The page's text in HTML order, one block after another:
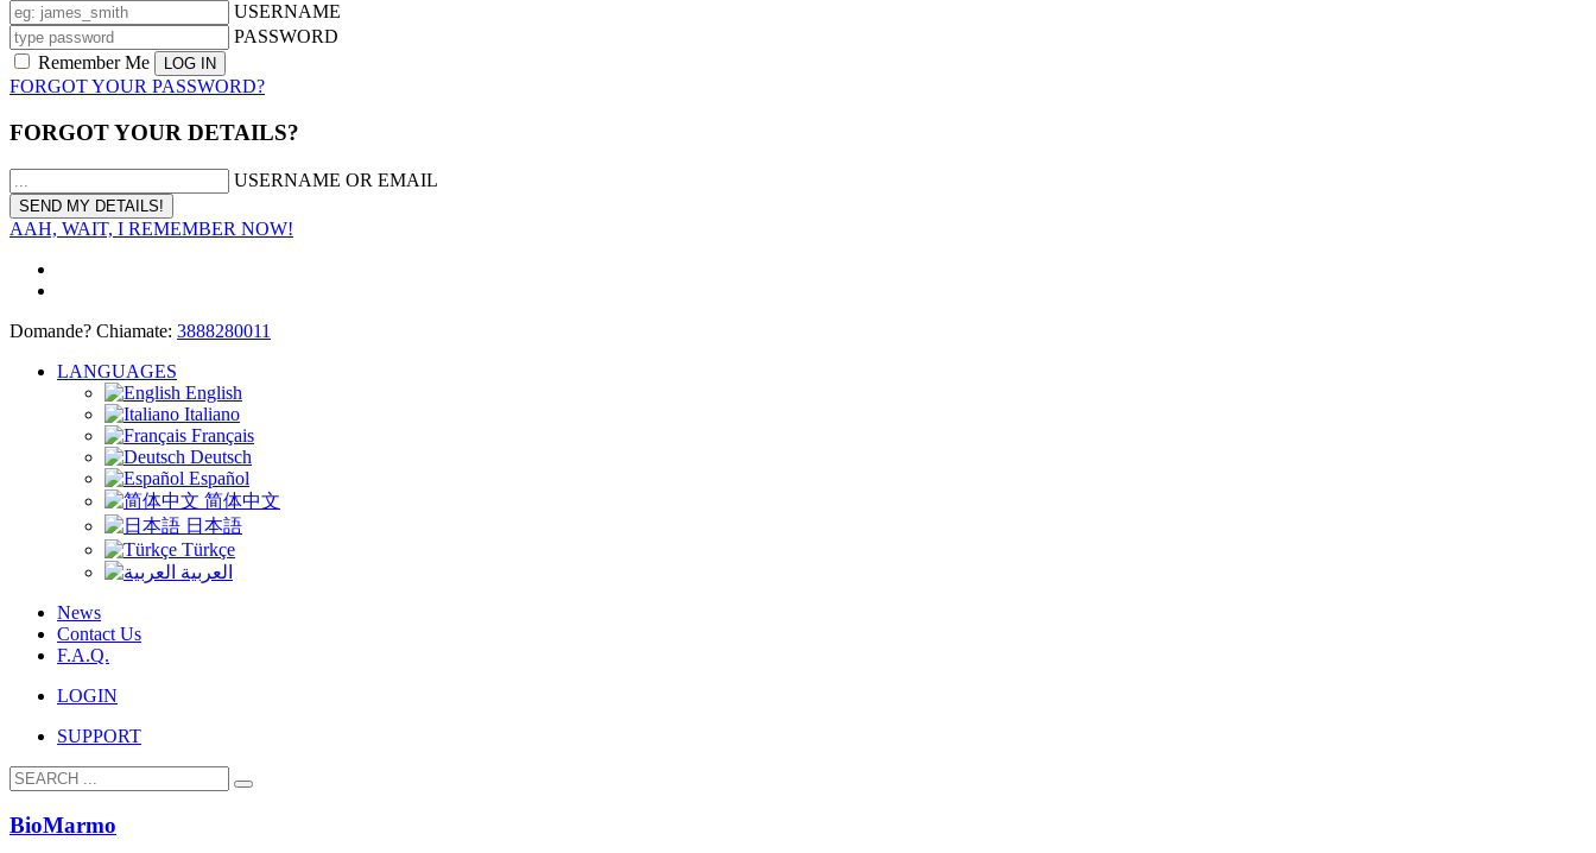
USERNAME
PASSWORD
Remember Me
FORGOT YOUR PASSWORD?
FORGOT YOUR DETAILS?
USERNAME OR EMAIL
AAH, WAIT, I REMEMBER NOW!
Domande? Chiamate: 3888280011
LANGUAGES
English
Italiano
Français
Deutsch
Español
简体中文
日本語
Türkçe
العربية
News
Contact Us
F.A.Q.
LOGIN
SUPPORT
BioMarmo